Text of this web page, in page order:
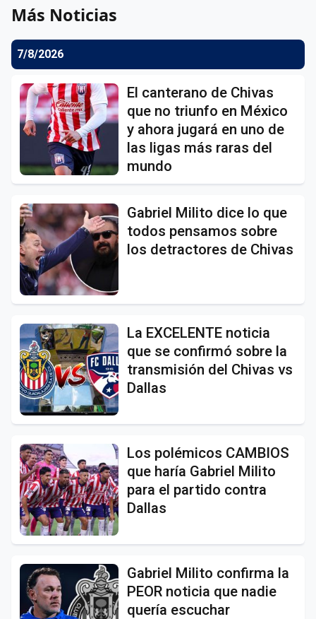
Más Noticias
7/8/2026
El canterano de Chivas
que no triunfo en México
y ahora jugará en uno de
las ligas más raras del
mundo
Gabriel Milito dice lo que
todos pensamos sobre
los detractores de Chivas
La EXCELENTE noticia
que se confirmó sobre la
transmisión del Chivas vs
Dallas
Los polémicos CAMBIOS
que haría Gabriel Milito
para el partido contra
Dallas
Gabriel Milito confirma la
PEOR noticia que nadie
quería escuchar